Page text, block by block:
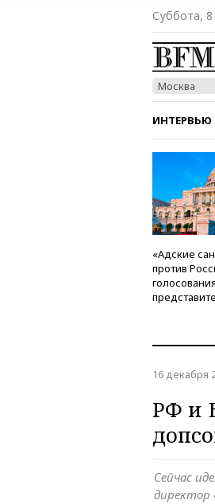
Суббота, 8
Москва
ИНТЕРВЬЮ
СТИЛЬ
«Адские
против
16 декабря
РФ и
Сейчас
директор